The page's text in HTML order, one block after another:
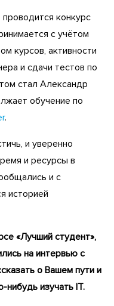
конкурс
с учётом
курсов, активности
и сдачи тестов по
стал Александр
обучение по
.
и уверенно
и ресурсы в
и с
историей
«Лучший студент»,
на интервью с
о Вашем пути и
нибудь изучатьIT.